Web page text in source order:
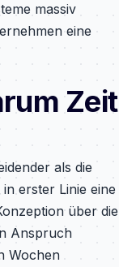
massiv
eine
Zeit
als die
erster Linie eine
über die
Anspruch
Wochen